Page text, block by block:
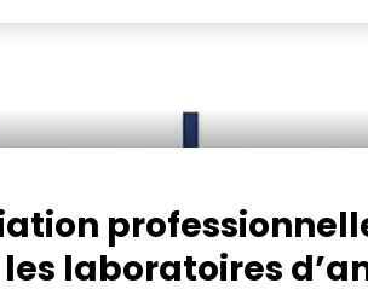
laboratoires